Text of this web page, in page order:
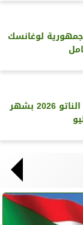
لوغانسك
أنقرة تستعد لقمة الناتو 2026 بشهر